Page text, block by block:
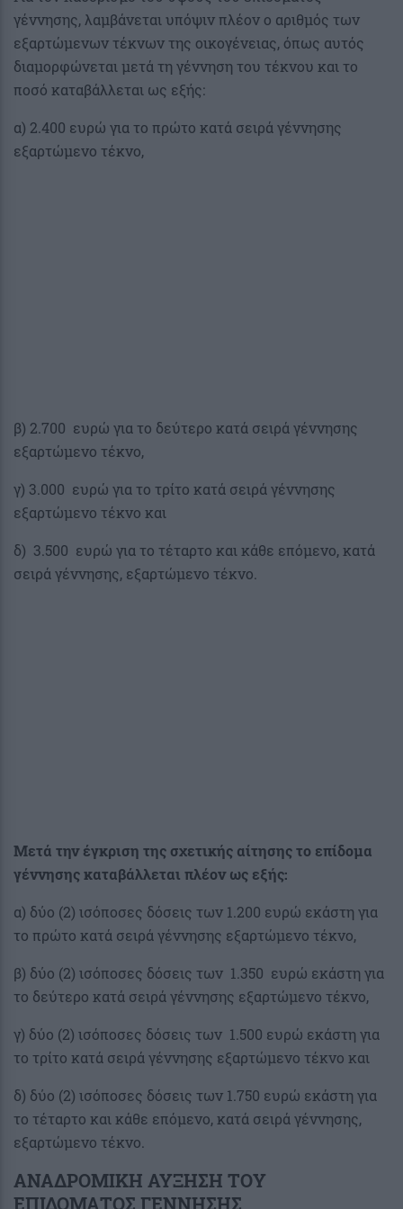
γέννησης, λαμβάνεται υπόψιν πλέον ο αριθμός των
εξαρτώμενων τέκνων της οικογένειας, όπως αυτός
διαμορφώνεται μετά τη γέννηση του τέκνου και το
ποσό καταβάλλεται ως εξής:
α) 2.400 ευρώ για το πρώτο κατά σειρά γέννησης
εξαρτώμενο τέκνο,
β) 2.700 ευρώ για το δεύτερο κατά σειρά γέννησης
εξαρτώμενο τέκνο,
γ) 3.000 ευρώ για το τρίτο κατά σειρά γέννησης
εξαρτώμενο τέκνο και
δ) 3.500 ευρώ για το τέταρτο και κάθε επόμενο, κατά
σειρά γέννησης, εξαρτώμενο τέκνο.
Μετά την έγκριση της σχετικής αίτησης το επίδομα
γέννησης καταβάλλεται πλέον ως εξής:
α) δύο (2) ισόποσες δόσεις των 1.200 ευρώ εκάστη για
το πρώτο κατά σειρά γέννησης εξαρτώμενο τέκνο,
β) δύο (2) ισόποσες δόσεις των 1.350 ευρώ εκάστη για
το δεύτερο κατά σειρά γέννησης εξαρτώμενο τέκνο,
γ) δύο (2) ισόποσες δόσεις των 1.500 ευρώ εκάστη για
το τρίτο κατά σειρά γέννησης εξαρτώμενο τέκνο και
δ) δύο (2) ισόποσες δόσεις των 1.750 ευρώ εκάστη για
το τέταρτο και κάθε επόμενο, κατά σειρά γέννησης,
εξαρτώμενο τέκνο.
ΑΝΑΔΡΟΜΙΚΗ ΑΥΞΗΣΗ ΤΟΥ
ΕΠΙΔΟΜΑΤΟΣ ΓΕΝΝΗΣΗΣ